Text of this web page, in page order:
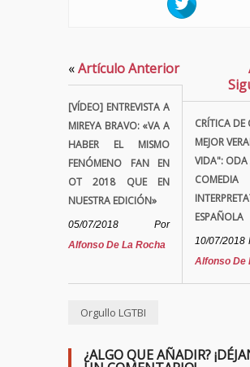
«Artículo Anterior
[VÍDEO] ENTREVISTA A
MIREYA BRAVO: «VA A
HABER EL MISMO
FENÓMENO FAN EN
OT 2018 QUE EN
NUESTRA EDICIÓN»
05/07/2018
Por
Alfonso De La Rocha
CRÍTICA
MEJOR
VIDA": ODA
COMEDIA
ESPAÑOLA
10/07/2018
Alfonso De
Orgullo LGTBI
¿ALGO QUE AÑADIR?